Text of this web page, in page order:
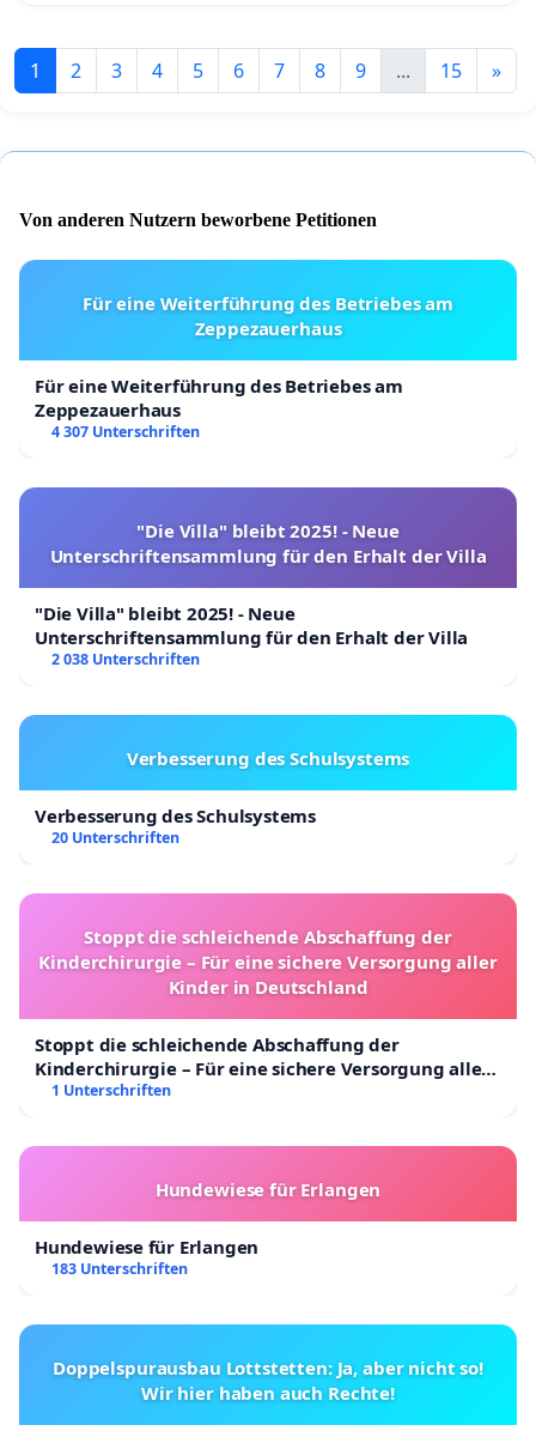
1 2 3 4 5 6 7 8 9 ... 15 »
Von anderen Nutzern beworbene Petitionen
Für eine Weiterführung des Betriebes am
Zeppezauerhaus
Für eine Weiterführung des Betriebes am
Zeppezauerhaus
4 307 Unterschriften
"Die Villa" bleibt 2025! - Neue
Unterschriftensammlung für den Erhalt der Villa
"Die Villa" bleibt 2025! - Neue
Unterschriftensammlung für den Erhalt der Villa
2 038 Unterschriften
Verbesserung des Schulsystems
Verbesserung des Schulsystems
20 Unterschriften
Stoppt die schleichende Abschaffung der
Kinderchirurgie – Für eine sichere Versorgung aller
Kinder in Deutschland
Stoppt die schleichende Abschaffung der
Kinderchirurgie – Für eine sichere Versorgung aller
Kinder in Deutschland
1 Unterschriften
Hundewiese für Erlangen
Hundewiese für Erlangen
183 Unterschriften
Doppelspurausbau Lottstetten: Ja, aber nicht so!
Wir hier haben auch Rechte!